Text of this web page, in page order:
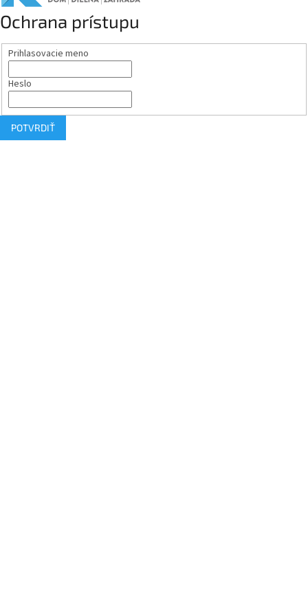
Ochrana prístupu
Prihlasovacie meno
Heslo
POTVRDIŤ